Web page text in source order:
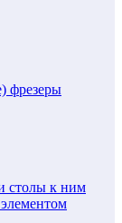
фрезеры
столы к ним